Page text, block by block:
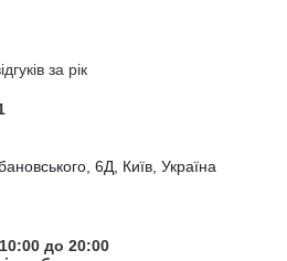
за рік
6Д, Київ, Україна
до 20:00